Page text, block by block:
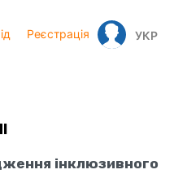
Реєстрація УКР
інклюзивного